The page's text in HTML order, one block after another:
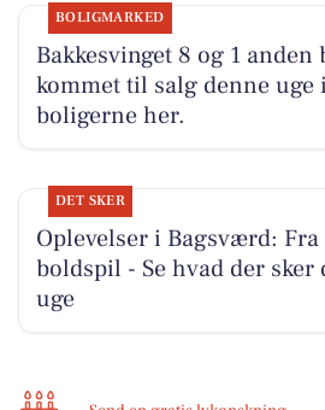
BOLIGMARKED
Bakkesvinget 8 og 1
kommet til salg denne uge
boligerne her.
DET SKER
Oplevelser i Bagsværd:
boldspil - Se hvad der sker
uge